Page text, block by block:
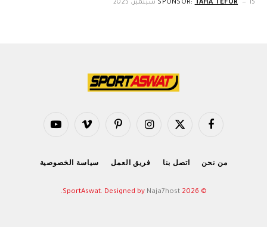
SPONSOR: TAHA TEFOR 15 سبتمبر، 2025
فيسبوك X
الانستغرامبينتيريستفيميو يوتيوب
من نحن اتصل بنا فريق العمل سياسة الخصوصية
© 2026 SportAswat. Designed by
Naja7host
.